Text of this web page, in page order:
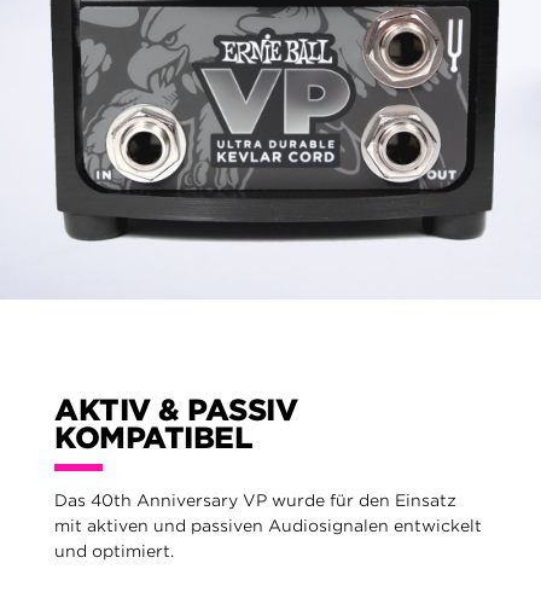
AKTIV & PASSIV
KOMPATIBEL
Das 40th Anniversary VP wurde für den Einsatz
mit aktiven und passiven Audiosignalen entwickelt
und optimiert.